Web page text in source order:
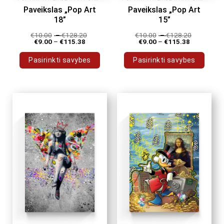
Paveikslas „Pop Art
18”
€10.00 –€128.20
€9.00 – €115.38
Pasirinkti savybes
variants.
The
options
may
be
chosen
on
the
product
page
Paveikslas „Pop Art
15”
€10.00 –€128.20
€9.00 – €115.38
Pasirinkti savybes
variants.
The
options
may
be
chosen
on
the
product
page